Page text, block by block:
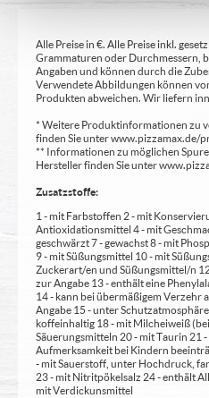
Alle Preise in €. Alle Preise inkl.
Grammaturen oder Durchmessern,
Angaben und können durch die
Verwendete Abbildungen können
Produkten abweichen. Wir liefern
* Weitere Produktinformationen zu
finden Sie unter www.pizzamax.de/
** Informationen zu möglichen
Hersteller finden Sie unter
Zusatzstoffe:
1 - mit Farbstoffen 2 - mit
Antioxidationsmittel 4 - mit
geschwärzt 7 - gewachst 8 - mit
9 - mit Süßungsmittel 10 - mit
Zuckerart/en und Süßungsmittel/n
zur Angabe 13 - enthält eine
14 - kann bei übermäßigem
Angabe 15 - unter
koffeinhaltig 18 - mit Milcheiweiß
Säuerungsmitteln 20 - mit Taurin 21
Aufmerksamkeit bei Kindern
- mit Sauerstoff, unter Hochdruck,
23 - mit Nitritpökelsalz 24 - enthält
mit Verdickunsmittel